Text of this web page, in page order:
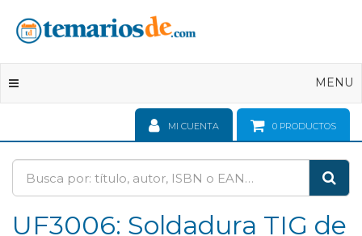
MENU
0 PRODUCTOS
MI CUENTA
UF3006: Soldadura TIG de